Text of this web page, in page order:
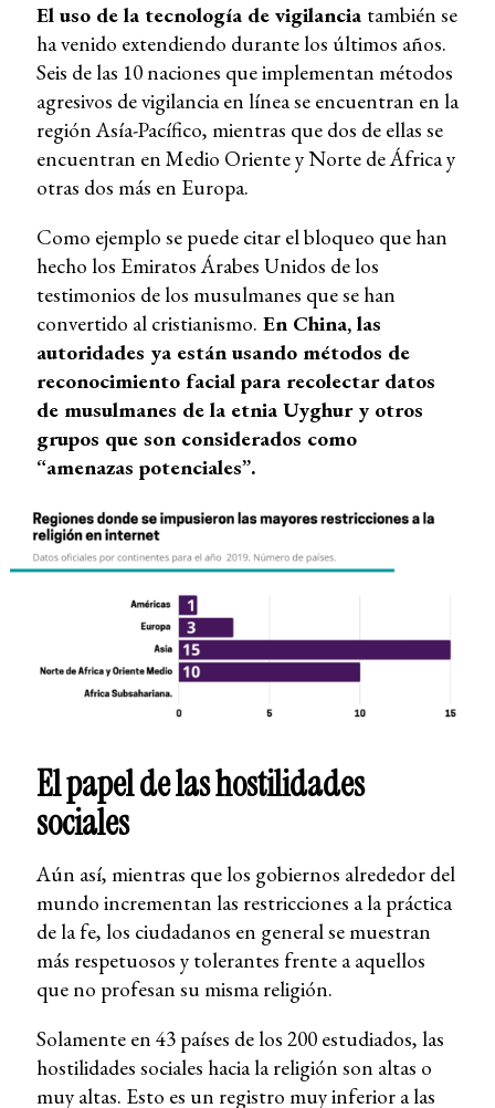
El uso de la tecnología de vigilancia también se
ha venido extendiendo durante los últimos años.
Seis de las 10 naciones que implementan métodos
agresivos de vigilancia en línea se encuentran en la
región Asía-Pacífico, mientras que dos de ellas se
encuentran en Medio Oriente y Norte de África y
otras dos más en Europa.
Como ejemplo se puede citar el bloqueo que han
hecho los Emiratos Árabes Unidos de los
testimonios de los musulmanes que se han
convertido al cristianismo. En China, las
autoridades ya están usando métodos de
reconocimiento facial para recolectar datos
de musulmanes de la etnia Uyghur y otros
grupos que son considerados como
“amenazas potenciales”.
El papel de las hostilidades
sociales
Aún así, mientras que los gobiernos alrededor del
mundo incrementan las restricciones a la práctica
de la fe, los ciudadanos en general se muestran
más respetuosos y tolerantes frente a aquellos
que no profesan su misma religión.
Solamente en 43 países de los 200 estudiados, las
hostilidades sociales hacia la religión son altas o
muy altas. Esto es un registro muy inferior a las